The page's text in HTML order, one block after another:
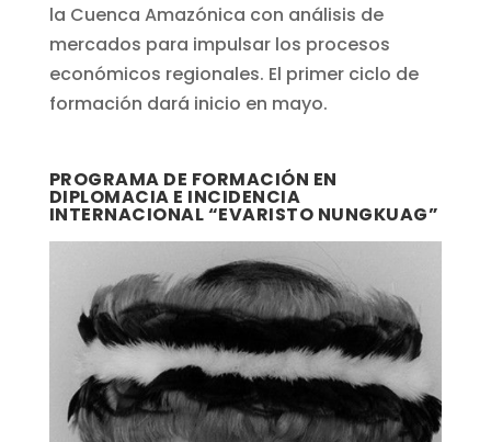
la Cuenca Amazónica con análisis de
mercados para impulsar los procesos
económicos regionales. El primer ciclo de
formación dará inicio en mayo.
PROGRAMA DE FORMACIÓN EN
DIPLOMACIA E INCIDENCIA
INTERNACIONAL “EVARISTO NUNGKUAG”